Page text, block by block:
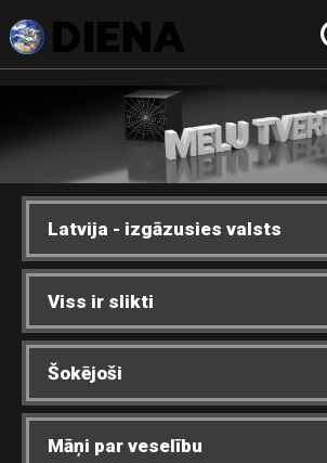
Latvija - izgāzusies valsts
Viss ir slikti
Šokējoši
Māņi par veselību